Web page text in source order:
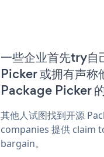
一些企业首先try
Picker 或拥有声
Package Picker
其他人试图找到开源
companies 提供 claim
bargain。